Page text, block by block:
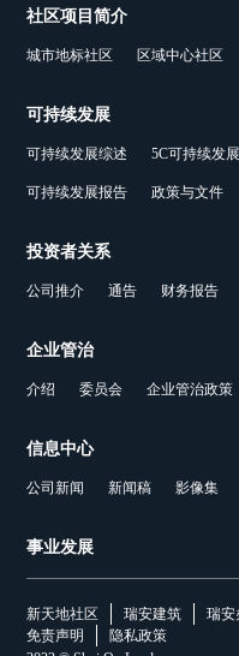
社区项目简介
城市地标社区 区域中心社区
可持续发展
可持续发展综述 5C可持续发
可持续发展报告 政策与文件
投资者关系
公司推介 通告 财务报告
企业管治
介绍 委员会 企业管治政策
信息中心
公司新闻 新闻稿 影像集
事业发展
新天地社区 瑞安建筑 瑞安
免责声明
隐私政策